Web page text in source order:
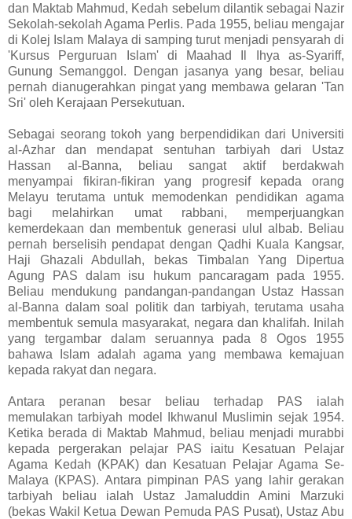
dan Maktab Mahmud, Kedah sebelum dilantik sebagai Nazir
Sekolah-sekolah Agama Perlis. Pada 1955, beliau mengajar
di Kolej Islam Malaya di samping turut menjadi pensyarah di
'Kursus Perguruan Islam' di Maahad Il Ihya as-Syariff,
Gunung Semanggol. Dengan jasanya yang besar, beliau
pernah dianugerahkan pingat yang membawa gelaran 'Tan
Sri' oleh Kerajaan Persekutuan.
Sebagai seorang tokoh yang berpendidikan dari Universiti
al-Azhar dan mendapat sentuhan tarbiyah dari Ustaz
Hassan al-Banna, beliau sangat aktif berdakwah
menyampai fikiran-fikiran yang progresif kepada orang
Melayu terutama untuk memodenkan pendidikan agama
bagi melahirkan umat rabbani, memperjuangkan
kemerdekaan dan membentuk generasi ulul albab. Beliau
pernah berselisih pendapat dengan Qadhi Kuala Kangsar,
Haji Ghazali Abdullah, bekas Timbalan Yang Dipertua
Agung PAS dalam isu hukum pancaragam pada 1955.
Beliau mendukung pandangan-pandangan Ustaz Hassan
al-Banna dalam soal politik dan tarbiyah, terutama usaha
membentuk semula masyarakat, negara dan khalifah. Inilah
yang tergambar dalam seruannya pada 8 Ogos 1955
bahawa Islam adalah agama yang membawa kemajuan
kepada rakyat dan negara.
Antara peranan besar beliau terhadap PAS ialah
memulakan tarbiyah model Ikhwanul Muslimin sejak 1954.
Ketika berada di Maktab Mahmud, beliau menjadi murabbi
kepada pergerakan pelajar PAS iaitu Kesatuan Pelajar
Agama Kedah (KPAK) dan Kesatuan Pelajar Agama Se-
Malaya (KPAS). Antara pimpinan PAS yang lahir gerakan
tarbiyah beliau ialah Ustaz Jamaluddin Amini Marzuki
(bekas Wakil Ketua Dewan Pemuda PAS Pusat), Ustaz Abu